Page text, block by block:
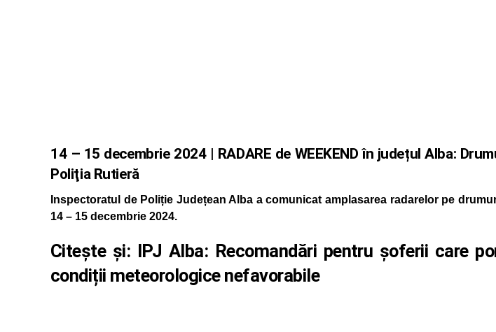
14 – 15 decembrie 2024 | RADARE de WEEKEND în județul Alba:
Poliţia Rutieră
Inspectoratul de Poliție Județean Alba a comunicat amplasarea radarelor pe
14 – 15 decembrie 2024.
Citește și: IPJ Alba: Recomandări pentru șoferii care
condiții meteorologice nefavorabile